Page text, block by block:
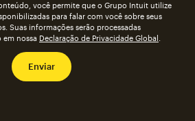
você permite que o Grupo Intuit utilize
para falar com você sobre seus
Suas informações serão processadas
nossa Declaração de Privacidade Global